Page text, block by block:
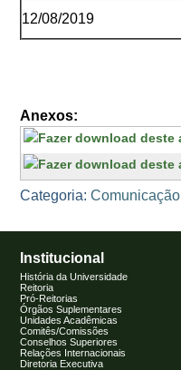
12/08/2019
Anexos:
Categoria: Comunicação
Institucional
História da Universidade
Reitoria
Pró-Reitorias
Órgãos Suplementares
Unidades Acadêmicas
Comitês/Comissões
Conselhos Superiores
Relações Internacionais
Diretoria Executiva